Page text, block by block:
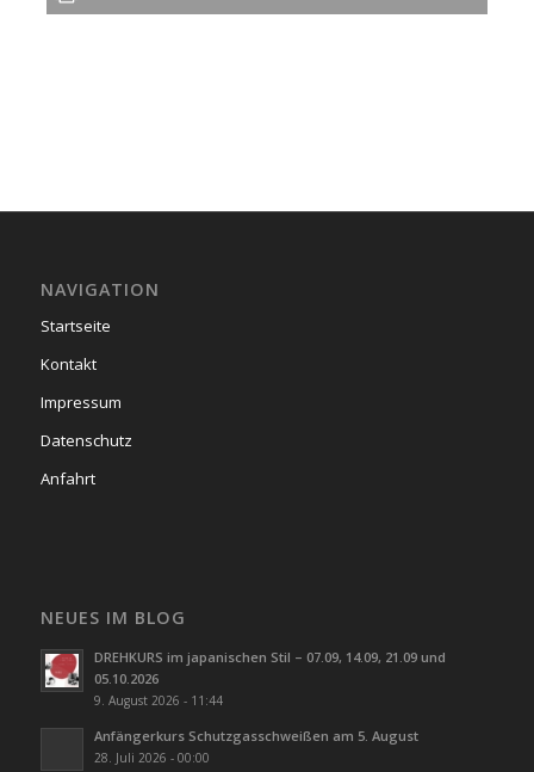
NAVIGATION
Startseite
Kontakt
Impressum
Datenschutz
Anfahrt
NEUES IM BLOG
DREHKURS im japanischen Stil – 07.09, 14.09, 21.09 und
05.10.2026
9. August 2026 - 11:44
Anfängerkurs Schutzgasschweißen am 5. August
28. Juli 2026 - 00:00